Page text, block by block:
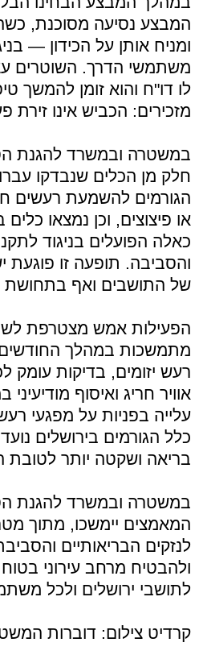
המבצע נסיעה מסוכנת,
ומניח אותן על הכידון —
משתמשי הדרך. השוטרים
לו דו"ח והוא זומן להמשך
מזכירים: הכביש אינו זירת
במשטרה ובמשרד להגנת
חלק מן הכלים שנבדקו עברו
הגורמים להשמעת רעשים
או פיצוצים, וכן נמצאו כלים
כאלה הפועלים בניגוד
והסביבה. תופעה זו פוגעת
של התושבים ואף בתחושת
הפעילות אמש מצטרפת
מתמשכות במהלך החודשים
רעש יזומים, בדיקות עומק
אוויר חריג ואיסוף
עלייה בפניות על מפגעי
כלל הגורמים בירושלים
בריאה ושקטה יותר לטובת
במשטרה ובמשרד להגנת
המאמצים יימשכו, מתוך
לנזקים הבריאותיים
ולהבטיח מרחב עירוני
לתושבי ירושלים ולכל
קרדיט צילום: דוברות